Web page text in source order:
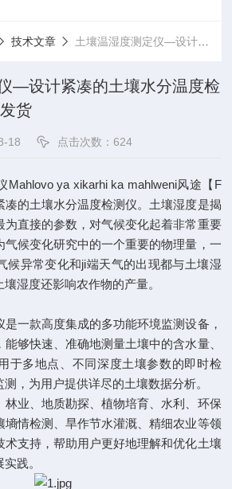
技术文章 土壤温湿度测定仪—设计紧凑的土壤水分温度检测仪@2025全国发货
—设计紧凑的土壤水分温度检
货
18 点击次数：624
ya xikarhi ka mahlweni风途【F
凑的土壤水分温度检测仪。土壤湿度是揭
为直接的参数，对气候变化起着非常重要
气候变化研究中的一个重要的物理量，一
候异常变化和ji端天气的出现都与土壤湿
湿度还影响农作物的产量。
款高度集成的多功能环境监测设备，
够快速、准确地测量土壤中的含水量、
于多地点、不同深度土壤参数的即时检
，为用户提供详尽的土壤数据分析。
业、地质勘探、植物培育、水利、环保
墒情检测、旱作节水灌溉、精细农业等领
术支持，帮助用户更好地理解和优化土壤
践。